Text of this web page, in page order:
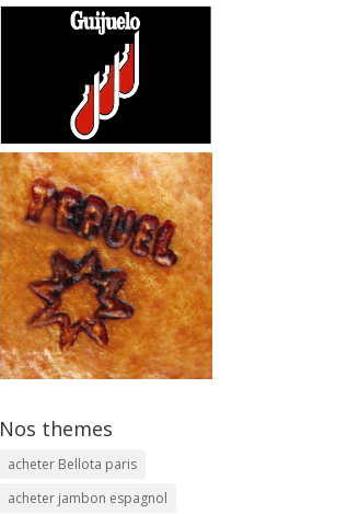
Nos themes
acheter Bellota paris
acheter jambon espagnol